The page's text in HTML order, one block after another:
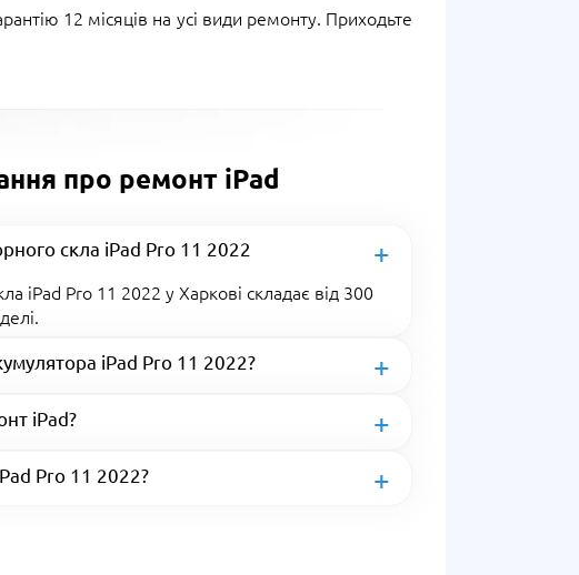
12 місяців на усі види ремонту. Приходьте
про ремонт iPad
скла iPad Pro 11 2022
iPad Pro 11 2022 у Харкові складає від 300
iPad Pro 11 2022?
iPad?
Pro 11 2022?